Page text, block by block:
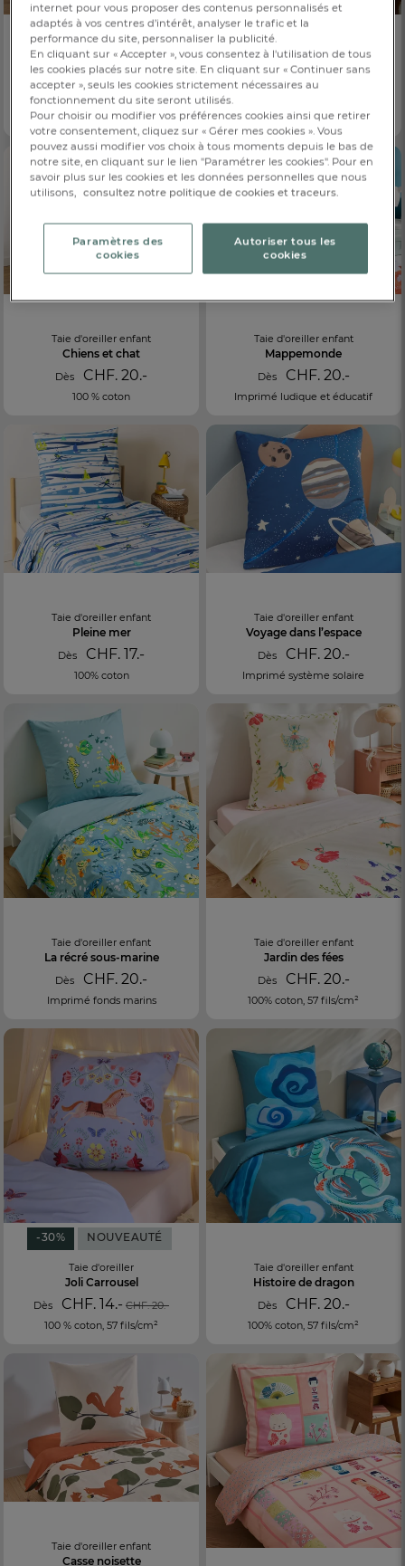
LA COLLAB’
Coussin
Nathalie Lété
DèsCHF. 45.-
Jacquard à motif chat et fleurs
-30% NOUVEAUTÉ
Taie d'oreiller
Cap sur les Nuages
100 % coton, 57 fils/cm²
Taie d'oreiller enfant
Chiens et chat
Dès CHF. 20.-
100 % coton
Taie d'oreiller enfant
Mappemonde
Dès CHF. 20.-
Imprimé ludique et éducatif
Taie d'oreiller enfant
Pleine mer
Dès CHF. 17.-
100% coton
Taie d'oreiller enfant
Voyage dans l’espace
Dès CHF. 20.-
Imprimé système solaire
Taie d'oreiller enfant
La récré sous-marine
Dès CHF. 20.-
Imprimé fonds marins
Taie d'oreiller enfant
Jardin des fées
Dès CHF. 20.-
100% coton, 57 fils/cm²
-30% NOUVEAUTÉ
Taie d'oreiller
Joli Carrousel
Dès CHF. 14.- CHF. 20.-
100 % coton, 57 fils/cm²
Taie d'oreiller enfant
Histoire de dragon
Dès CHF. 20.-
100% coton, 57 fils/cm²
Taie d'oreiller enfant
Casse noisette
internet pour vous proposer des contenus personnalisés et
adaptés à vos centres d’intérêt, analyser le trafic et la
performance du site, personnaliser la publicité.
En cliquant sur « Accepter », vous consentez à l'utilisation de tous
les cookies placés sur notre site. En cliquant sur « Continuer sans
accepter », seuls les cookies strictement nécessaires au
fonctionnement du site seront utilisés.
Pour choisir ou modifier vos préférences cookies ainsi que retirer
votre consentement, cliquez sur « Gérer mes cookies ». Vous
pouvez aussi modifier vos choix à tous moments depuis le bas de
notre site, en cliquant sur le lien "Paramétrer les cookies". Pour en
savoir plus sur les cookies et les données personnelles que nous
utilisons, consultez notre politique de cookies et traceurs.
Paramètres des
cookies
Autoriser tous les
cookies